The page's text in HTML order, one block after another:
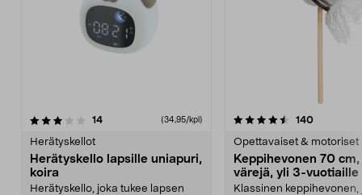
14arvostelut (34,95/kpl)
Herätyskellot
Herätyskello lapsille uniapuri,
koira
Herätyskello, joka tukee lapsen
4.5 viidestä
140arvostelut
Opettavaiset & motoriset
Keppihevonen 70
värejä, yli 3-vuotiaille
Klassinen keppihevonen,
4.5 viidestä